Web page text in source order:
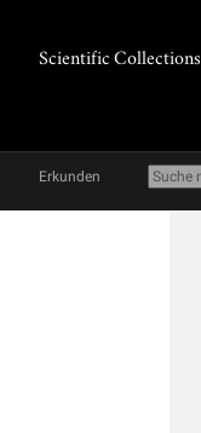
Scientific Collections
Erkunden